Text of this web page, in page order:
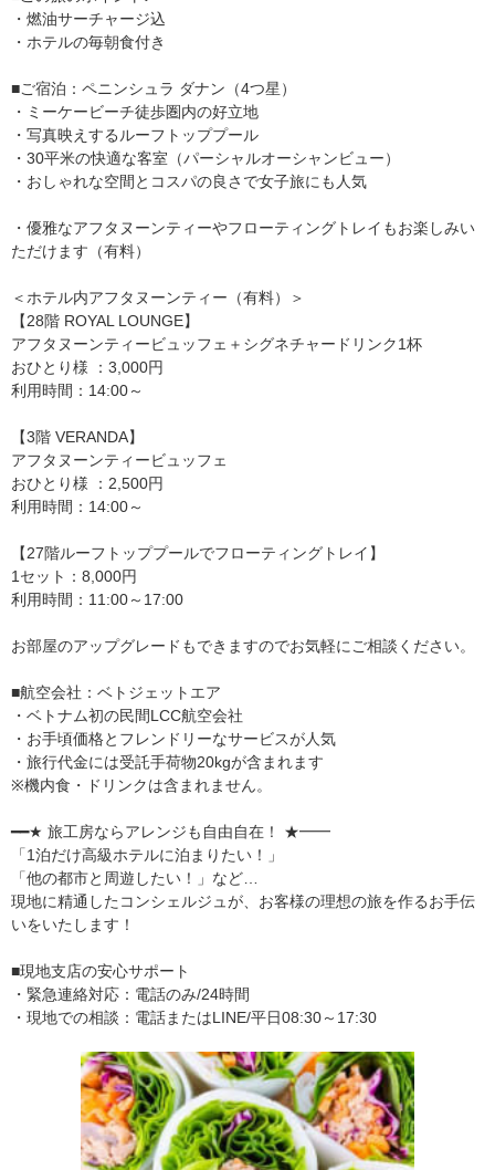
・燃油サーチャージ込
・ホテルの毎朝食付き
■ご宿泊：ペニンシュラ ダナン（4つ星）
・ミーケービーチ徒歩圏内の好立地
・写真映えするルーフトッププール
・30平米の快適な客室（パーシャルオーシャンビュー）
・おしゃれな空間とコスパの良さで女子旅にも人気
・優雅なアフタヌーンティーやフローティングトレイもお楽しみい
ただけます（有料）
＜ホテル内アフタヌーンティー（有料）＞
【28階 ROYAL LOUNGE】
アフタヌーンティービュッフェ＋シグネチャードリンク1杯
おひとり様 ：3,000円
利用時間：14:00～
【3階 VERANDA】
アフタヌーンティービュッフェ
おひとり様 ：2,500円
利用時間：14:00～
【27階ルーフトッププールでフローティングトレイ】
1セット：8,000円
利用時間：11:00～17:00
お部屋のアップグレードもできますのでお気軽にご相談ください。
■航空会社：ベトジェットエア
・ベトナム初の民間LCC航空会社
・お手頃価格とフレンドリーなサービスが人気
・旅行代金には受託手荷物20kgが含まれます
※機内食・ドリンクは含まれません。
━━★ 旅工房ならアレンジも自由自在！ ★━━
「1泊だけ高級ホテルに泊まりたい！」
「他の都市と周遊したい！」など…
現地に精通したコンシェルジュが、お客様の理想の旅を作るお手伝
いをいたします！
■現地支店の安心サポート
・緊急連絡対応：電話のみ/24時間
・現地での相談：電話またはLINE/平日08:30～17:30